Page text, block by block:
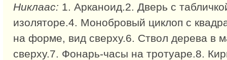
Никлаас: 1. Арканоид.2. Дверь с
изоляторе.4. Монобровый циклоп с
на форме, вид сверху.6. Ствол дерева в
сверху.7. Фонарь-часы на тротуаре.8.